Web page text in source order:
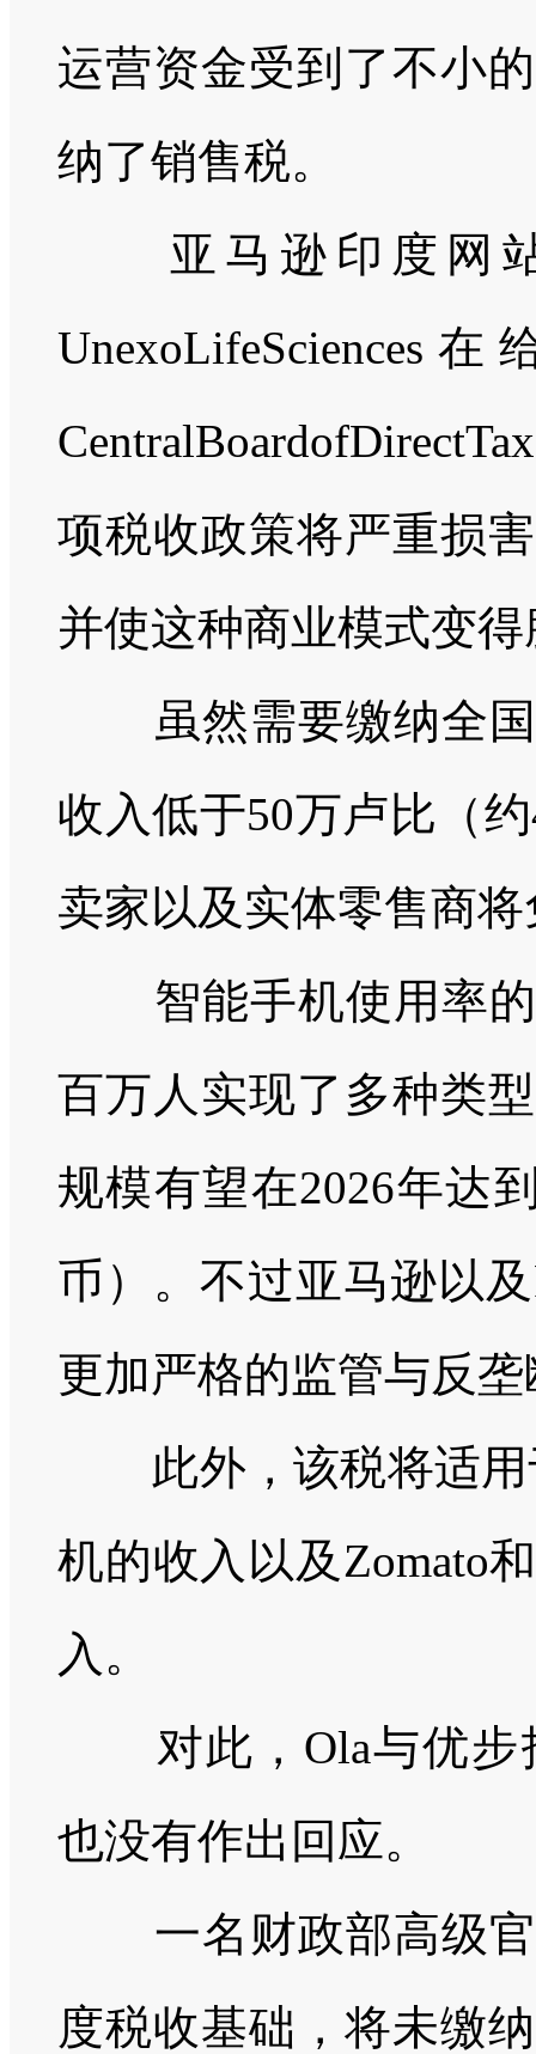
运营资金受到了不小
纳了销售税。
亚马逊印度网站
UnexoLifeSciences 在
项税收政策将严重损
并使这种商业模式变
虽然需要缴纳全国
收入低于50万卢比（约
卖家以及实体零售商
智能手机使用率的
百万人实现了多种类
规模有望在2026年达
币）。不过亚马逊以及
更加严格的监管与反
此外，该税将适用
机的收入以及 Zomato
入。
对此， Ola与优步
也没有作出回应。
一名财政部高级官
度税收基础，将未缴